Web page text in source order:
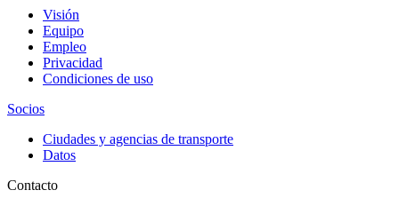
Visión
Equipo
Empleo
Privacidad
Condiciones de uso
Socios
Ciudades y agencias de transporte
Datos
Contacto